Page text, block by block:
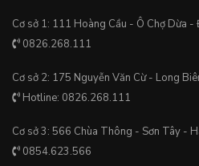
Cơ sở 1: 111 Hoàng Cầu - Ô Chợ Dừa
0826.268.111
Cơ sở 2: 175 Nguyễn Văn Cừ - Long
Hotline: 0826.268.111
Cơ sở 3: 566 Chùa Thông - Sơn Tây -
0854.623.566